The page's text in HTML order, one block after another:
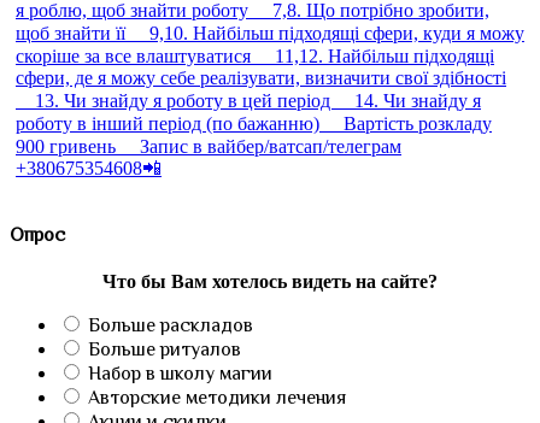
Опрос
Что бы Вам хотелось видеть на сайте?
Больше раскладов
Больше ритуалов
Набор в школу магии
Авторские методики лечения